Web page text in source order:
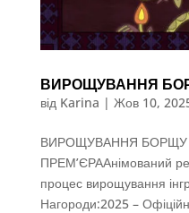
ВИРОЩУВАННЯ
від Karina | Жов 10,
ВИРОЩУВАННЯ БОРЩУ
ПРЕМ’ЄРААнімований
процес вирощування
Нагороди:2025 –